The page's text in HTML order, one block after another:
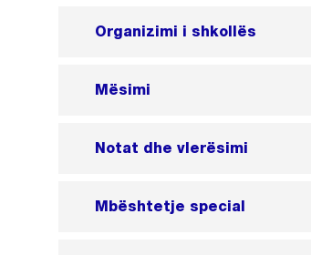
Organizimi i shkollës
Mësimi
Notat dhe vlerësimi
Mbështetje special